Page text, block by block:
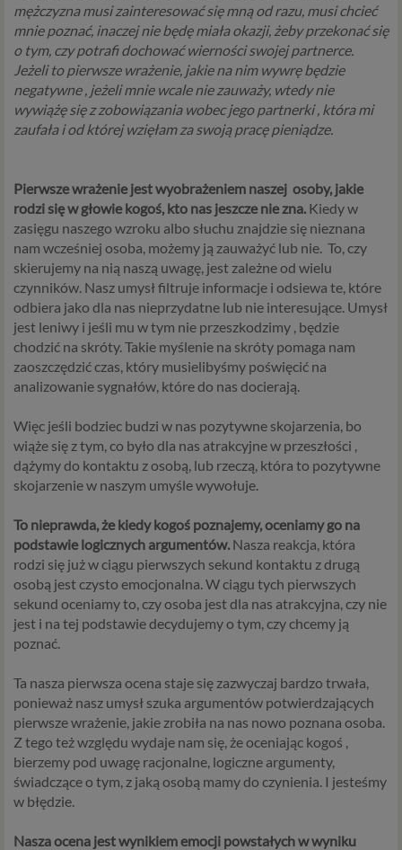
mężczyzna musi zainteresować się mną od razu, musi chcieć
mnie poznać, inaczej nie będę miała okazji, żeby przekonać się
o tym, czy potrafi dochować wierności swojej partnerce.
Jeżeli to pierwsze wrażenie, jakie na nim wywrę będzie
negatywne , jeżeli mnie wcale nie zauważy, wtedy nie
wywiążę się z zobowiązania wobec jego partnerki , która mi
zaufała i od której wzięłam za swoją pracę pieniądze.
Pierwsze wrażenie jest wyobrażeniem naszej osoby, jakie
rodzi się w głowie kogoś, kto nas jeszcze nie zna. Kiedy w
zasięgu naszego wzroku albo słuchu znajdzie się nieznana
nam wcześniej osoba, możemy ją zauważyć lub nie. To, czy
skierujemy na nią naszą uwagę, jest zależne od wielu
czynników. Nasz umysł filtruje informacje i odsiewa te, które
odbiera jako dla nas nieprzydatne lub nie interesujące. Umysł
jest leniwy i jeśli mu w tym nie przeszkodzimy , będzie
chodzić na skróty. Takie myślenie na skróty pomaga nam
zaoszczędzić czas, który musielibyśmy poświęcić na
analizowanie sygnałów, które do nas docierają.
Więc jeśli bodziec budzi w nas pozytywne skojarzenia, bo
wiąże się z tym, co było dla nas atrakcyjne w przeszłości ,
dążymy do kontaktu z osobą, lub rzeczą, która to pozytywne
skojarzenie w naszym umyśle wywołuje.
To nieprawda, że kiedy kogoś poznajemy, oceniamy go na
podstawie logicznych argumentów. Nasza reakcja, która
rodzi się już w ciągu pierwszych sekund kontaktu z drugą
osobą jest czysto emocjonalna. W ciągu tych pierwszych
sekund oceniamy to, czy osoba jest dla nas atrakcyjna, czy nie
jest i na tej podstawie decydujemy o tym, czy chcemy ją
poznać.
Ta nasza pierwsza ocena staje się zazwyczaj bardzo trwała,
ponieważ nasz umysł szuka argumentów potwierdzających
pierwsze wrażenie, jakie zrobiła na nas nowo poznana osoba.
Z tego też względu wydaje nam się, że oceniając kogoś ,
bierzemy pod uwagę racjonalne, logiczne argumenty,
świadczące o tym, z jaką osobą mamy do czynienia. I jesteśmy
w błędzie.
Nasza ocena jest wynikiem emocji powstałych w wyniku